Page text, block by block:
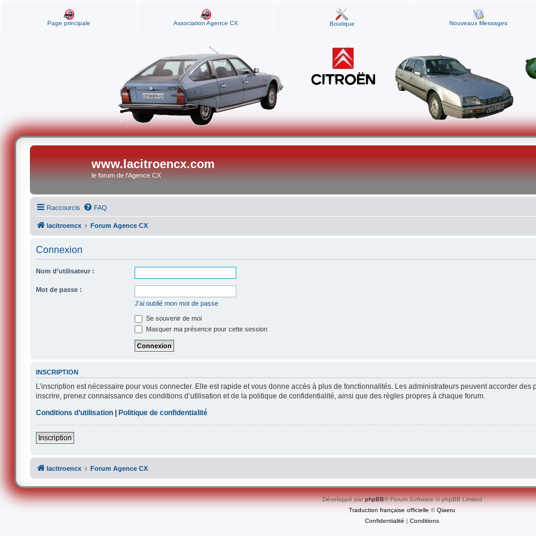
Page principale Association Agence CX Boutique Nouveaux Messages
www.lacitroencx.com
le forum de l'Agence CX
Raccourcis FAQ
lacitroencx Forum Agence CX
Connexion
Nom d’utilisateur :
Mot de passe :
J’ai oublié mon mot de passe
Se souvenir de moi
Masquer ma présence pour cette session
INSCRIPTION
L’inscription est nécessaire pour vous connecter. Elle est rapide et vous donne accès à plus de fonctionnalités. Les administrateurs peuvent accorder
inscrire, prenez connaissance des conditions d’utilisation et de la politique de confidentialité, ainsi que des règles propres à chaque forum.
Conditions d’utilisation |Politique de confidentialité
Inscription
lacitroencx Forum Agence CX
Développé parphpBB® Forum Software © phpBB Limited
Traduction française officielle ©Qiaeru
Confidentialité | Conditions